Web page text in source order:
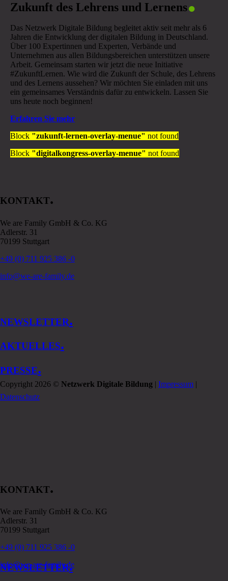
Zukunft des Lehrens und Lernens
Das Netzwerk Digitale Bildung begleitet aktiv seit mehr als 6
Jahren die Entwicklung der digitalen Bildung in Deutschland.
Über 100 Expertinnen und Experten, Verbände und
Unternehmen aus allen Bildungsbereichen unterstützen unsere
Arbeit. Gemeinsam starten wir jetzt die neue Initiative
#ZukunftLernen. Wie wird die Zukunft der Schule, des Lehrens
und des Lernens aussehen? Wir möchten Sie einladen mit uns
ein gemeinsames Verständnis dafür zu entwickeln. Lassen Sie
uns heute noch beginnen!
Erfahren Sie mehr
Block "zukunft-lernen-overlay-menue" not found
Block "digitalkongress-overlay-menue" not found
KONTAKT.
We are Family GmbH & Co. KG
Adlerstr. 31
70199 Stuttgart
+49 (0) 711 925 386 -0
info@we-are-family.de
NEWSLETTER.
AKTUELLES.
PRESSE.
Copyright 2026 © Netzwerk Digitale Bildung | Impressum |
Datenschutz
KONTAKT.
We are Family GmbH & Co. KG
Adlerstr. 31
70199 Stuttgart
+49 (0) 711 925 386 -0
info@we-are-family.de
NEWSLETTER.